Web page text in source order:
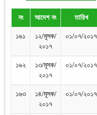
নং আদেশ নং তারিখ
১৬১
১২/মূসক/
২০১৭
০১/০৭/২০১৭
১৬২
১৩/মূসক/
২০১৭
০১/০৭/২০১৭
১৬৩
১৪/মূসক/
২০১৭
০১/০৭/২০১৭